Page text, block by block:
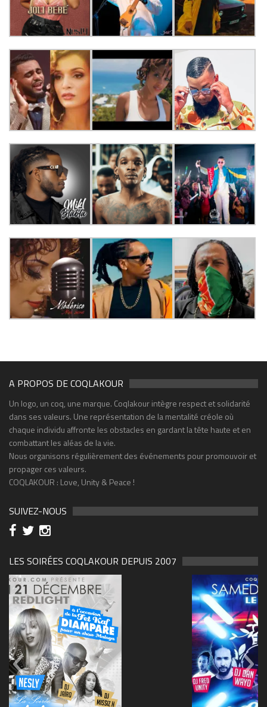
A PROPOS DE COQLAKOUR
Un logo, un coq, une marque. Coqlakour intègre respect et solidarité
dans ses valeurs. Une représentation de la mentalité créole où
chaque individu affronte les obstacles en gardant la tête haute et en
combattant les aléas de la vie.
Nous organisons régulièrement des événements pour promouvoir et
propager ces valeurs.
COQLAKOUR : Love, Unity & Peace !
SUIVEZ-NOUS
LES SOIRÉES COQLAKOUR DEPUIS 2007